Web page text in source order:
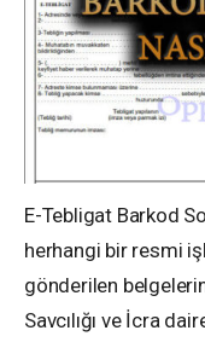
E-Tebligat Barkod
herhangi bir resmi
gönderilen
Savcılığı ve İcra